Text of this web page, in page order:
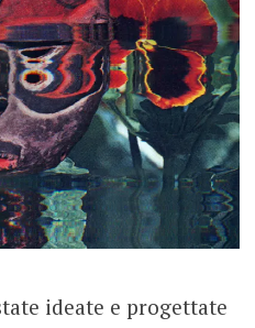
ideate e progettate